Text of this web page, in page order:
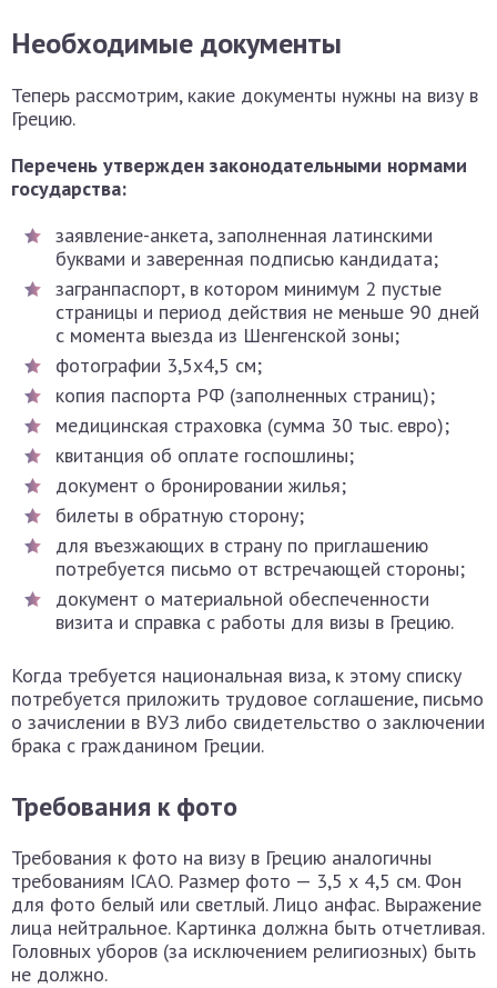
Необходимые документы
Теперь рассмотрим, какие документы нужны на визу в
Грецию.
Перечень утвержден законодательными нормами
государства:
заявление-анкета, заполненная латинскими
буквами и заверенная подписью кандидата;
загранпаспорт, в котором минимум 2 пустые
страницы и период действия не меньше 90 дней
с момента выезда из Шенгенской зоны;
фотографии 3,5х4,5 см;
копия паспорта РФ (заполненных страниц);
медицинская страховка (сумма 30 тыс. евро);
квитанция об оплате госпошлины;
документ о бронировании жилья;
билеты в обратную сторону;
для въезжающих в страну по приглашению
потребуется письмо от встречающей стороны;
документ о материальной обеспеченности
визита и справка с работы для визы в Грецию.
Когда требуется национальная виза, к этому списку
потребуется приложить трудовое соглашение, письмо
о зачислении в ВУЗ либо свидетельство о заключении
брака с гражданином Греции.
Требования к фото
Требования к фото на визу в Грецию аналогичны
требованиям ICAO. Размер фото — 3,5 х 4,5 см. Фон
для фото белый или светлый. Лицо анфас. Выражение
лица нейтральное. Картинка должна быть отчетливая.
Головных уборов (за исключением религиозных) быть
не должно.